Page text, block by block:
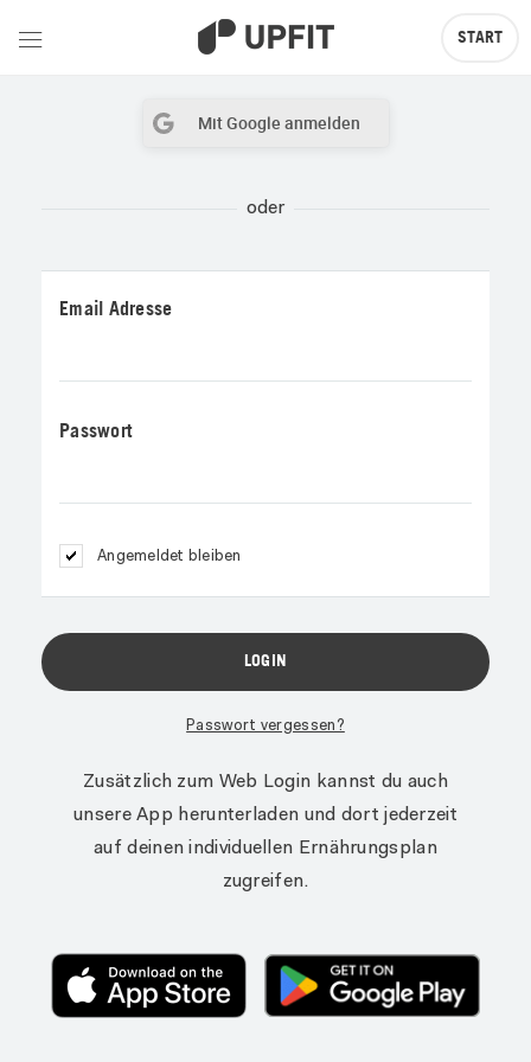
Mit Google anmelden
Email Adresse
Passwort
Angemeldet bleiben
Passwort vergessen?
Zusätzlich zum Web Login kannst du auch
unsere App herunterladen und dort jederzeit
auf deinen individuellen Ernährungsplan
zugreifen.
START